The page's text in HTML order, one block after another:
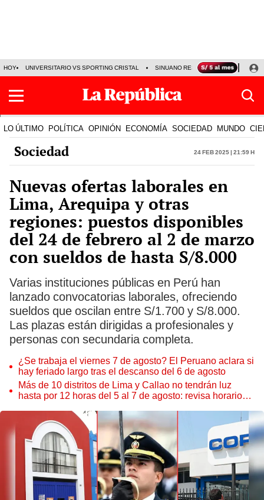
HOY UNIVERSITARIO VS SPORTING CRISTAL SINUANO RESULTADOS HOY
LO ÚLTIMO POLÍTICA OPINIÓN ECONOMÍA SOCIEDAD MUNDO
Sociedad 24 Feb 2025 | 21:59 h
Nuevas ofertas laborales en
Lima, Arequipa y otras
regiones: puestos disponibles
del 24 de febrero al 2 de marzo
con sueldos de hasta S/8.000
Varias instituciones públicas en Perú han
lanzado convocatorias laborales, ofreciendo
sueldos que oscilan entre S/1.700 y S/8.000.
Las plazas están dirigidas a profesionales y
personas con secundaria completa.
¿Se trabaja el viernes 7 de agosto? El Peruano aclara si
hay feriado largo tras el descanso del 6 de agosto
Más de 10 distritos de Lima y Callao no tendrán luz
hasta por 12 horas del 5 al 7 de agosto: revisa horarios y